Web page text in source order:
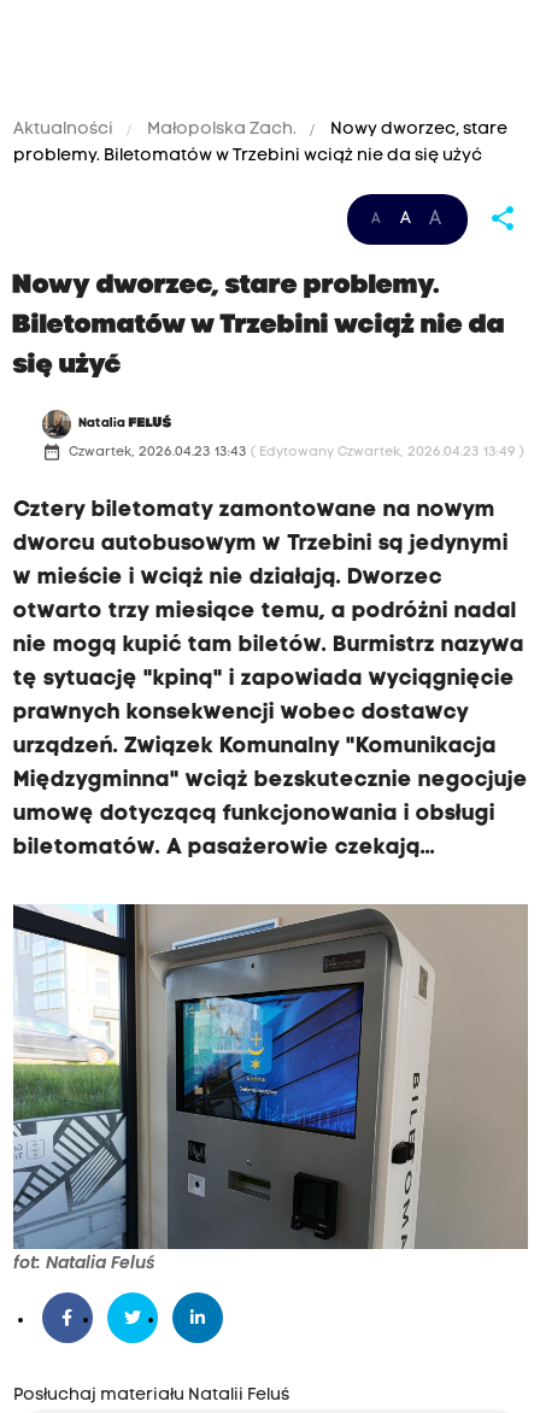
Aktualności Małopolska Zach.
Nowy dworzec, stare
problemy. Biletomatów w Trzebini wciąż nie da się użyć
A A A share
Nowy dworzec, stare problemy.
Biletomatów w Trzebini wciąż nie da
się użyć
Natalia FELUŚ
date_range Czwartek, 2026.04.23 13:43 ( Edytowany Czwartek, 2026.04.23 13:49 )
Cztery biletomaty zamontowane na nowym
dworcu autobusowym w Trzebini są jedynymi
w mieście i wciąż nie działają. Dworzec
otwarto trzy miesiące temu, a podróżni nadal
nie mogą kupić tam biletów. Burmistrz nazywa
tę sytuację "kpiną" i zapowiada wyciągnięcie
prawnych konsekwencji wobec dostawcy
urządzeń. Związek Komunalny "Komunikacja
Międzygminna" wciąż bezskutecznie negocjuje
umowę dotyczącą funkcjonowania i obsługi
biletomatów. A pasażerowie czekają...
fot: Natalia Feluś
Posłuchaj materiału Natalii Feluś